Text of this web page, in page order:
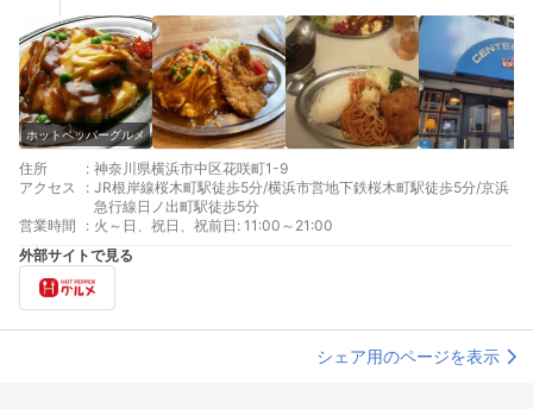
ホットペッパーグルメ
住所 : 神奈川県横浜市中区花咲町1-9
アクセス
: JR根岸線桜木町駅徒歩5分/横浜市営地下鉄桜木町駅徒歩5分/京浜
急行線日ノ出町駅徒歩5分
営業時間
: 火～日、祝日、祝前日: 11:00～21:00
外部サイトで見る
シェア用のページを表示